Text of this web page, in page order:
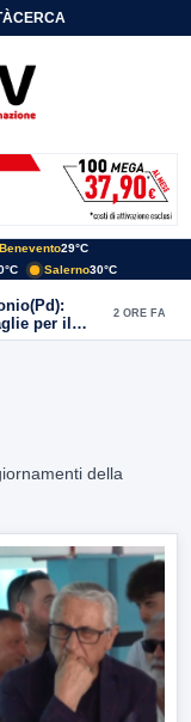
CERCA
Benevento29°C
Salerno30°C
per il
2 ORE FA
della